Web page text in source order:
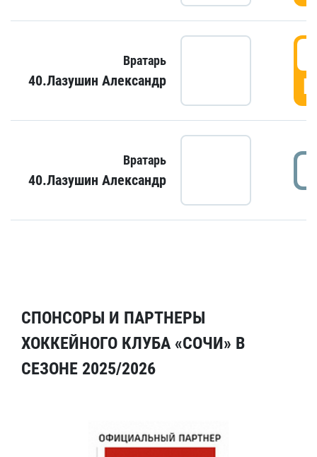
Вратарь
40.Лазушин Александр
Вратарь
40.Лазушин Александр
СПОНСОРЫ И ПАРТНЕРЫ
ХОККЕЙНОГО КЛУБА «СОЧИ» В
СЕЗОНЕ 2025/2026